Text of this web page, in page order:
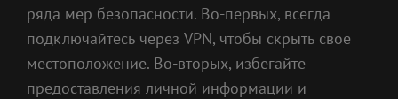
ряда мер безопасности. Во-первых, всегда
подключайтесь через VPN, чтобы скрыть свое
местоположение. Во-вторых, избегайте
предоставления личной информации и